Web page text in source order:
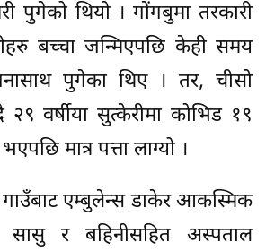
पुगेको थियो । गोंगबुमा तरकारी
बच्चा जन्मिएपछि केही समय
पुगेका थिए । तर, चीसो
२९ वर्षीया सुत्केरीमा कोभिड १९
मात्र पत्ता लाग्यो ।
गाउँबाट एम्बुलेन्स डाकेर आकस्मिक
सासु र बहिनीसहित अस्पताल